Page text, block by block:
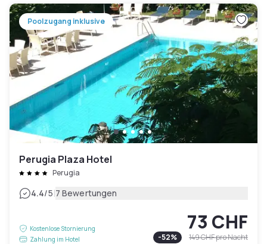
Poolzugang inklusive
Perugia Plaza Hotel
Perugia
4.4/5|7 Bewertungen
Kostenlose Stornierung
Zahlung im Hotel
73 CHF
-52% 149 CHFpro Nacht